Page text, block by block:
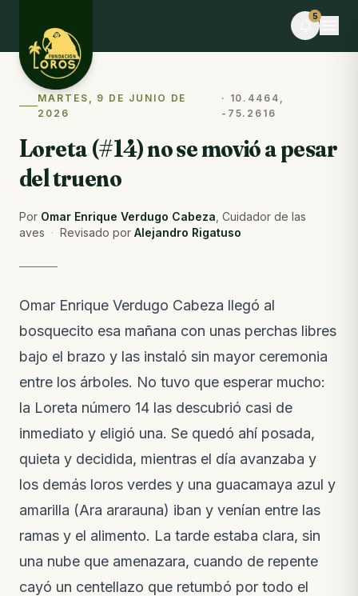
5
EN VIVO
Hillary C. y 15 personas más están realizando el
voluntariado ahora
Tú también puedes ayudar · dona alimentos
EVENTO
Faltan 9 días · Cupos limitados
Del blog · hace 7 días
Lo que pasó esta semana en la reserva
Notas de campo · hace 2 semanas
VIDEO
El video de la liberación de las guacamayas
MARTES, 9 DE JUNIO DE
2026
· 10.4464,
-75.2616
Loreta (#14) no se movió a pesar
del trueno
Por Omar Enrique Verdugo Cabeza Cuidador de las
aves · Revisado por Alejandro Rigatuso
Omar Enrique Verdugo Cabeza llegó al
bosquecito esa mañana con unas perchas libres
bajo el brazo y las instaló sin mayor ceremonia
entre los árboles. No tuvo que esperar mucho:
la Loreta número 14 las descubrió casi de
inmediato y eligió una. Se quedó ahí posada,
quieta y decidida, mientras el día avanzaba y
los demás loros verdes y una guacamaya azul y
amarilla (Ara ararauna) iban y venían entre las
ramas y el alimento. La tarde estaba clara, sin
una nube que amenazara, cuando de repente
cayó un centellazo que retumbó por todo el